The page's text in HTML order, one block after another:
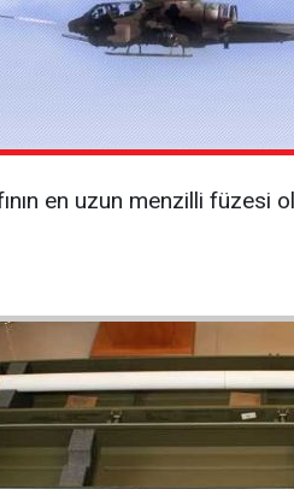
en uzun menzilli füzesi